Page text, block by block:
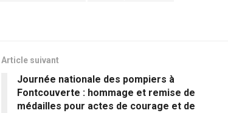
Article suivant
Journée nationale des pompiers à
Fontcouverte : hommage et remise de
médailles pour actes de courage et de